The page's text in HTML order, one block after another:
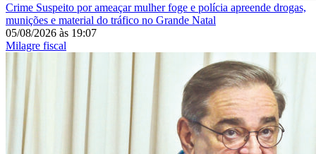
Crime Suspeito por ameaçar mulher foge e polícia apreende drogas,
munições e material do tráfico no Grande Natal
05/08/2026 às 19:07
Milagre fiscal